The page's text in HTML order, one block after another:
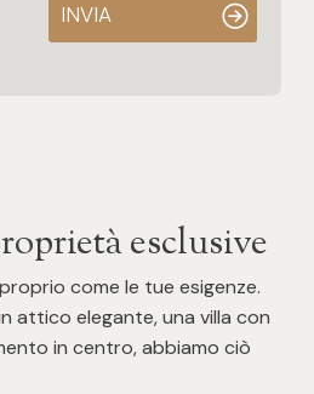
INVIA
esclusive
come le tue esigenze.
attico elegante, una villa con
in centro, abbiamo ciò